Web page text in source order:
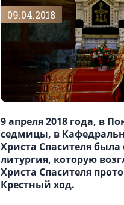
09.04.2018
9 апреля 2018 года, в
седмицы, в
Христа Спасителя
литургия, которую
Христа Спасителя
Крестный ход.